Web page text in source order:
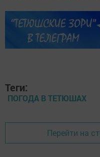
Теги:
ПОГОДА В ТЕТЮШАХ
Перейти на